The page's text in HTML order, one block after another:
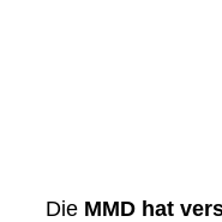
Die MMD hat